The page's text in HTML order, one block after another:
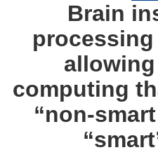
Brain
computing
“non-